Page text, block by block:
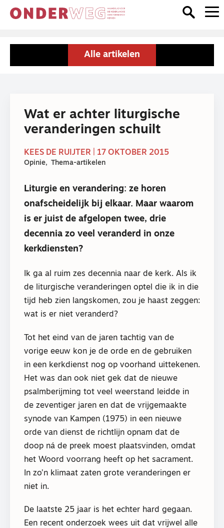
Alle artikelen
Wat er achter liturgische
veranderingen schuilt
KEES DE RUIJTER | 17 OKTOBER 2015
Opinie Thema-artikelen
Liturgie en verandering: ze horen
onafscheidelijk bij elkaar. Maar waarom
is er juist de afgelopen twee, drie
decennia zo veel veranderd in onze
kerkdiensten?
Ik ga al ruim zes decennia naar de kerk. Als ik
de liturgische veranderingen optel die ik in die
tijd heb zien langskomen, zou je haast zeggen:
wat is er niet veranderd?
Tot het eind van de jaren tachtig van de
vorige eeuw kon je de orde en de gebruiken
in een kerkdienst nog op voorhand uittekenen.
Het was dan ook niet gek dat de nieuwe
psalmberijming tot veel weerstand leidde in
de zeventiger jaren en dat de vrijgemaakte
synode van Kampen (1975) in een nieuwe
orde van dienst de richtlijn opnam dat de
doop ná de preek moest plaatsvinden, omdat
het Woord voorrang heeft op het sacrament.
In zo’n klimaat zaten grote veranderingen er
niet in.
De laatste 25 jaar is het echter hard gegaan.
Een recent onderzoek wees uit dat vrijwel alle